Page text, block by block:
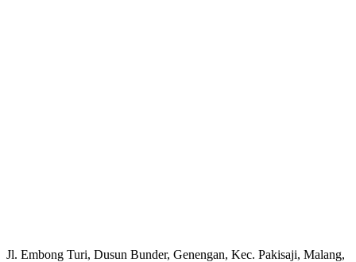
Jl. Embong Turi, Dusun Bunder, Genengan, Kec. Pakisaji, Malang,